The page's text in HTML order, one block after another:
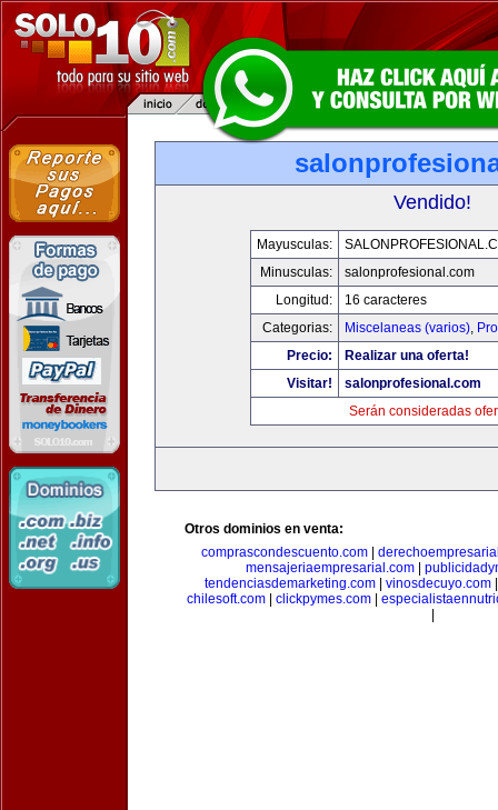
Vendido!
Mayusculas:
Minusculas:
salonprofesional.com
Longitud:
16 caracteres
Categorias:
Miscelaneas (varios),
Precio:
Realizar una oferta!
Visitar!
salonprofesional.com
Serán consideradas
Otros dominios en venta:
comprascondescuento.com
mensajeriaempresarial.com|
tendenciasdemarketing.com| vinosdecuyo.com
chilesoft.com
clickpymes.com